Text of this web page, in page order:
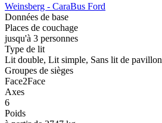
Weinsberg - CaraBus Ford
Données de base
Places de couchage
jusqu'à 3 personnes
Type de lit
Lit double, Lit simple, Sans lit de pavillon
Groupes de sièges
Face2Face
Axes
6
Poids